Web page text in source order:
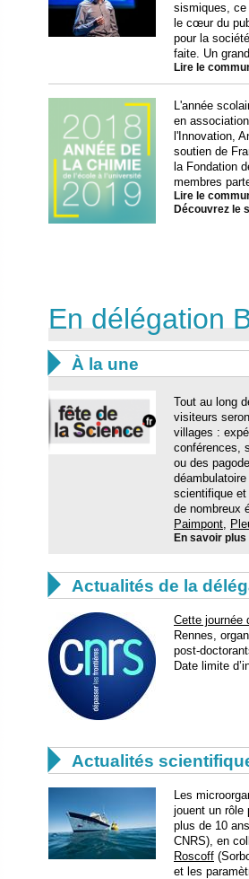
sismiques, ce
le cœur du
pour la
faite. Un
Lire le
L'année
en
l'Innovation,
soutien de
la Fondation
membres
Lire le
Découvrez le
En délégation
 À la une
Tout au long
visiteurs
villages :
conférences,
ou des
scientifique et
de nombreux
Paimpont,
En savoir plus
 Actualités de la
Cette journée
Rennes,
post-
Date limite
 Actualités
Les
jouent un rôle
plus de 10
CNRS), en
Roscoff
et les